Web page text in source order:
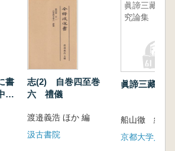
書
国
志(2) 自巻四至巻
六 禮儀
渡邉義浩 ほか 編
汲古書院
眞諦三藏研
究論集
眞諦三藏研
船山徹 編